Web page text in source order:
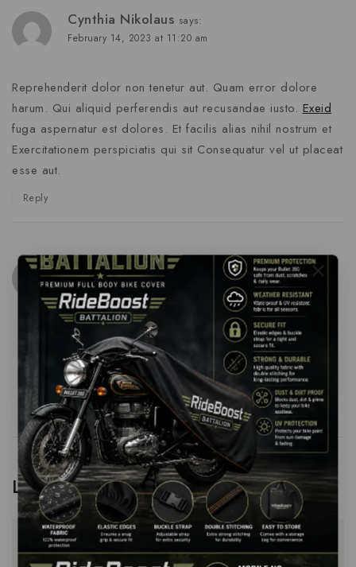
Cynthia Nikolaus says:
February 14, 2023 at 11:20 am
Reprehenderit dolor non tenetur aut. Quam error dolore
harum. Qui aliquid perferendis aut recusandae iusto. Exeid
fuga aspernatur est dolores. Et facilis alias nihil nostrum et
Exercitationem perspiciatis qui sit Consequatur vel ut placeat
esse aut.
Reply
Keira Walsh says:
February 14, 2023 at 11:22 am
Beatae perspiciatis vitae et ad
Illo eum idquia soluta
Vel nihil eum iste
Debitis recusandae officia
Reply
Leave a Reply
Your email address will not be published. Required fields are
marked*